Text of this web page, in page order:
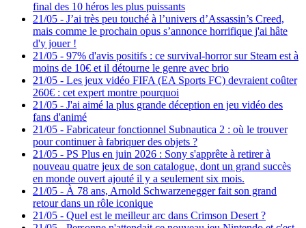
final des 10 héros les plus puissants
21/05 - J’ai très peu touché à l’univers d’Assassin’s Creed,
mais comme le prochain opus s’annonce horrifique j'ai hâte
d'y jouer !
21/05 - 97% d'avis positifs : ce survival-horror sur Steam est à
moins de 10€ et il détourne le genre avec brio
21/05 - Les jeux vidéo FIFA (EA Sports FC) devraient coûter
260€ : cet expert montre pourquoi
21/05 - J'ai aimé la plus grande déception en jeu vidéo des
fans d'animé
21/05 - Fabricateur fonctionnel Subnautica 2 : où le trouver
pour continuer à fabriquer des objets ?
21/05 - PS Plus en juin 2026 : Sony s'apprête à retirer à
nouveau quatre jeux de son catalogue, dont un grand succès
en monde ouvert ajouté il y a seulement six mois.
21/05 - À 78 ans, Arnold Schwarzenegger fait son grand
retour dans un rôle iconique
21/05 - Quel est le meilleur arc dans Crimson Desert ?